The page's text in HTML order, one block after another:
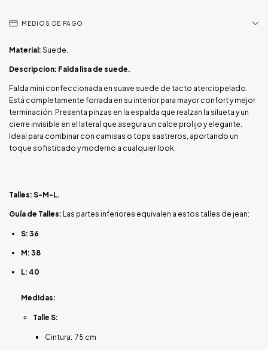
MEDIOS DE PAGO
Material: Suede.
Descripcion: Falda lisa de suede.
Falda mini confeccionada en suave suede de tacto aterciopelado.
Está completamente forrada en su interior para mayor confort y mejor
terminación. Presenta pinzas en la espalda que realzan la silueta y un
cierre invisible en el lateral que asegura un calce prolijo y elegante.
Ideal para combinar con camisas o tops sastreros, aportando un
toque sofisticado y moderno a cualquier look.
Talles: S-M-L.
Guía de Talles: Las partes inferiores equivalen a estos talles de jean:
S: 36
M: 38
L: 40
Medidas:
Talle S:
Cintura: 75 cm